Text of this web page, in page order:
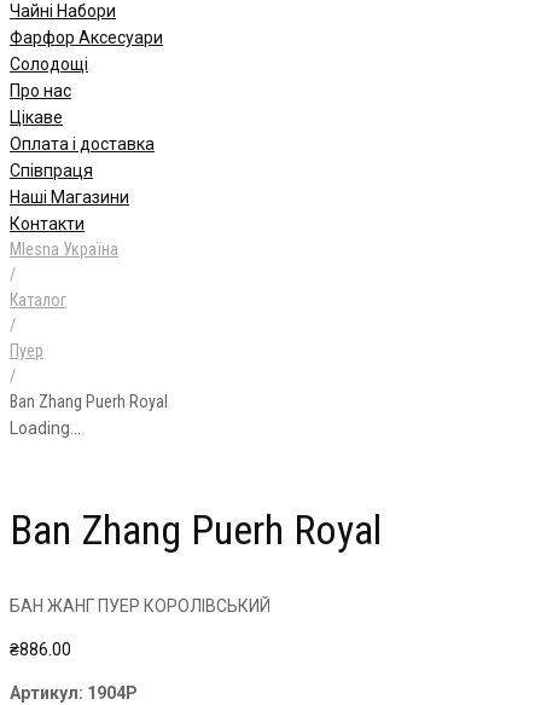
Чайні Набори
Фарфор Аксесуари
Солодощі
Про нас
Цікаве
Оплата і доставка
Співпраця
Наші Магазини
Контакти
Mlesna Україна
/
Каталог
/
Пуер
/
Ban Zhang Puerh Royal
Loading...
Ban Zhang Puerh Royal
БАН ЖАНГ ПУЕР КОРОЛІВСЬКИЙ
₴886.00
Артикул: 1904P